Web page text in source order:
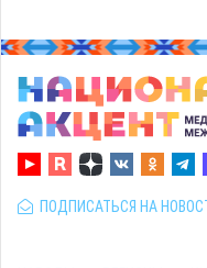
ПОДПИСАТЬСЯ НА